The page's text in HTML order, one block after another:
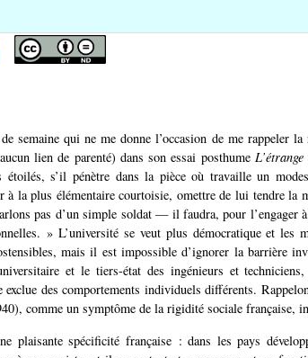
semaine qui ne me donne l’occasion de me rappeler
lien de parenté) dans son essai posthume
étoilés, s’il pénètre dans la pièce où travaille un
à la plus élémentaire courtoisie, omettre de lui tendre la
pas d’un simple soldat — il faudra, pour l’engager
» L’université se veut plus démocratique et les
mais il est impossible d’ignorer la barrière
et le tiers-état des ingénieurs et
exclue des comportements individuels différents.
comme un symptôme de la rigidité sociale française,
plaisante spécificité française : dans les pays